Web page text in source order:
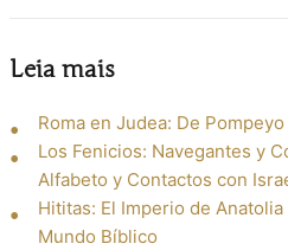
Leia mais
Roma en Judea: De
Los Fenicios: Navegantes y
Alfabeto y Contactos con
Hititas: El Imperio de
Mundo Bíblico